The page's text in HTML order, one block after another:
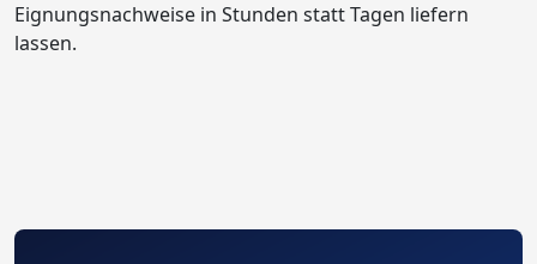
Eignungsnachweise in Stunden statt Tagen liefern
lassen.